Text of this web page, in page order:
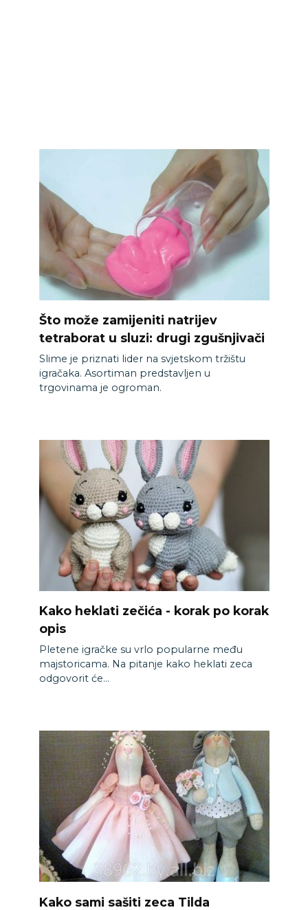
Što može zamijeniti natrijev
tetraborat u sluzi: drugi zgušnjivači
Slime je priznati lider na svjetskom tržištu
igračaka. Asortiman predstavljen u
trgovinama je ogroman.
Kako heklati zečića - korak po korak
opis
Pletene igračke su vrlo popularne među
majstoricama. Na pitanje kako heklati zeca
odgovorit će...
Kako sami sašiti zeca Tilda